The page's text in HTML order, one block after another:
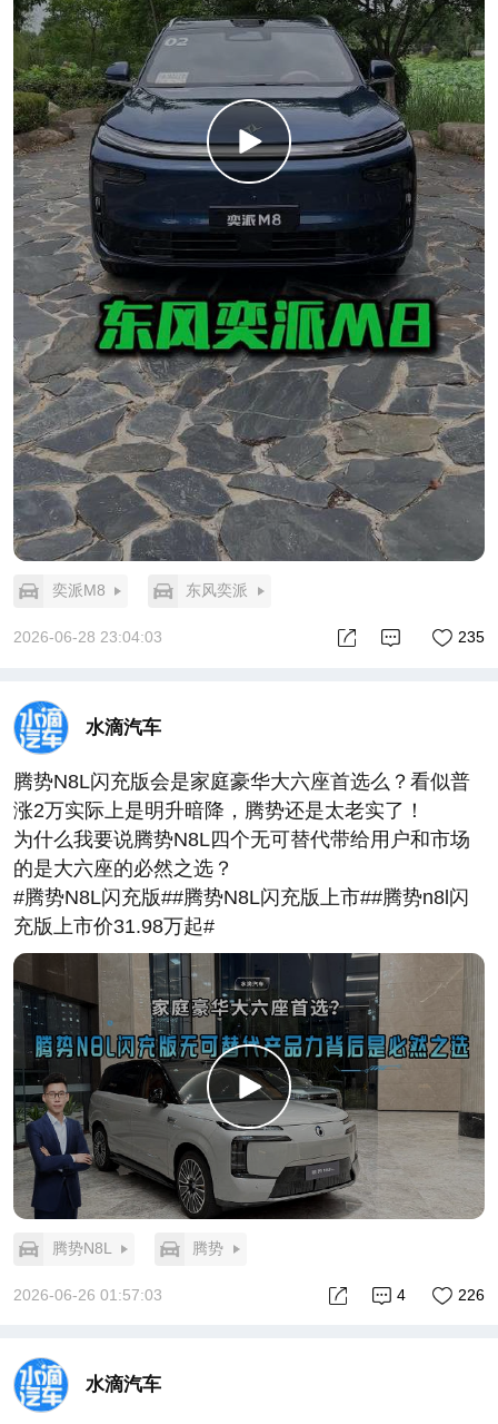
奕派M8 东风奕派
2026-06-28 23:04:03 235
水滴汽车
腾势N8L闪充版会是家庭豪华大六座首选么？看似普
涨2万实际上是明升暗降，腾势还是太老实了！
为什么我要说腾势N8L四个无可替代带给用户和市场
的是大六座的必然之选？
#腾势N8L闪充版##腾势N8L闪充版上市##腾势n8l闪
充版上市价31.98万起#
腾势N8L 腾势
2026-06-26 01:57:03 226
4
水滴汽车